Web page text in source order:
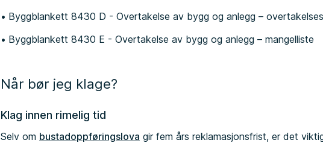
Byggblankett 8430 D - Overtakelse av bygg og anlegg –
Byggblankett 8430 E - Overtakelse av bygg og anlegg – mangelliste
Når bør jeg klage?
Klag innen rimelig tid
Selv om bustadoppføringslova gir fem års reklamasjonsfrist, er det